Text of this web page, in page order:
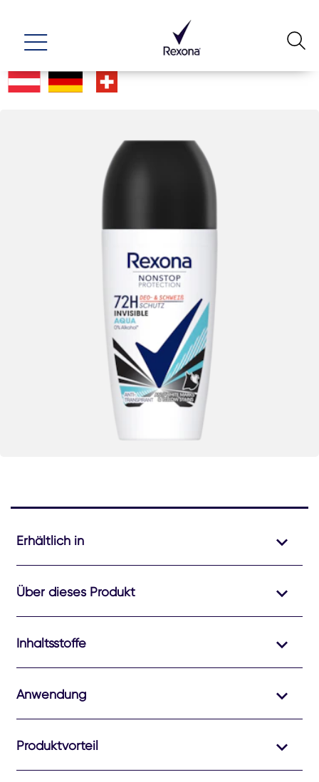
Erhältlich in
Über dieses Produkt
Inhaltsstoffe
Anwendung
Produktvorteil